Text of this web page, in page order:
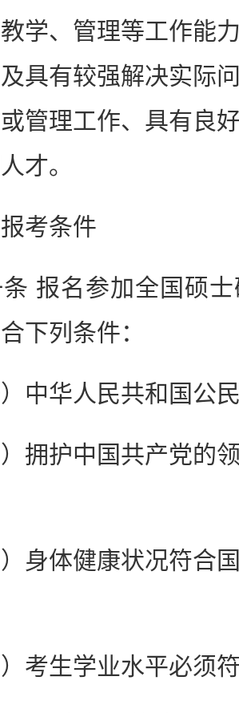
学、管理等工作能
具有较强解决实际
管理工作、具有良
才。
考条件
名参加全国硕士
下列条件：
华人民共和国公
护中国共产党的领
体健康状况符合国
生学业水平必须符